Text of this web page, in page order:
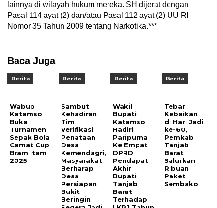
lainnya di wilayah hukum mereka. SH dijerat dengan
Pasal 114 ayat (2) dan/atau Pasal 112 ayat (2) UU RI
Nomor 35 Tahun 2009 tentang Narkotika.***
Baca Juga
Berita
Wabup
Katamso
Buka
Turnamen
Sepak Bola
Camat Cup
Bram Itam
2025
Berita
Sambut
Kehadiran
Tim
Verifikasi
Penataan
Desa
Kemendagri,
Masyarakat
Berharap
Desa
Persiapan
Bukit
Beringin
Berita
Wakil
Bupati
Katamso
Hadiri
Paripurna
Ke Empat
DPRD
Pendapat
Akhir
Bupati
Tanjab
Barat
Terhadap
Berita
Tebar
Kebaikan
di Hari Jadi
ke-60,
Pemkab
Tanjab
Barat
Salurkan
Ribuan
Paket
Sembako